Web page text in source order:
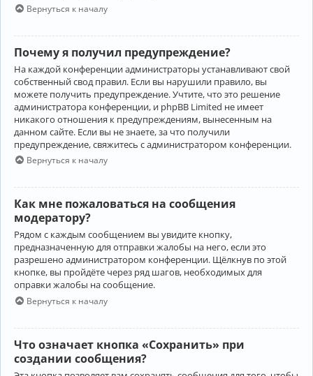
Вернуться к началу
Почему я получил предупреждение?
На каждой конференции администраторы устанавливают свой
собственный свод правил. Если вы нарушили правило, вы
можете получить предупреждение. Учтите, что это решение
администратора конференции, и phpBB Limited не имеет
никакого отношения к предупреждениям, вынесенным на
данном сайте. Если вы не знаете, за что получили
предупреждение, свяжитесь с администратором конференции.
Вернуться к началу
Как мне пожаловаться на сообщения
модератору?
Рядом с каждым сообщением вы увидите кнопку,
предназначенную для отправки жалобы на него, если это
разрешено администратором конференции. Щёлкнув по этой
кнопке, вы пройдёте через ряд шагов, необходимых для
оправки жалобы на сообщение.
Вернуться к началу
Что означает кнопка «Сохранить» при
создании сообщения?